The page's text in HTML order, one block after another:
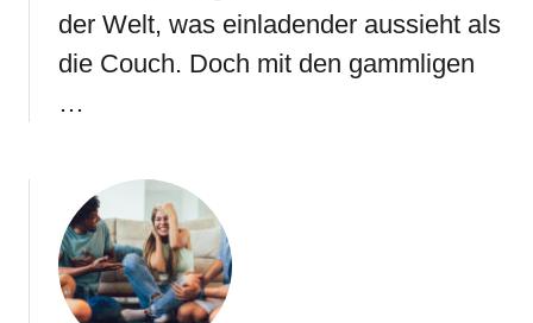
der Welt, was einladender aussieht als
die Couch. Doch mit den gammligen
…